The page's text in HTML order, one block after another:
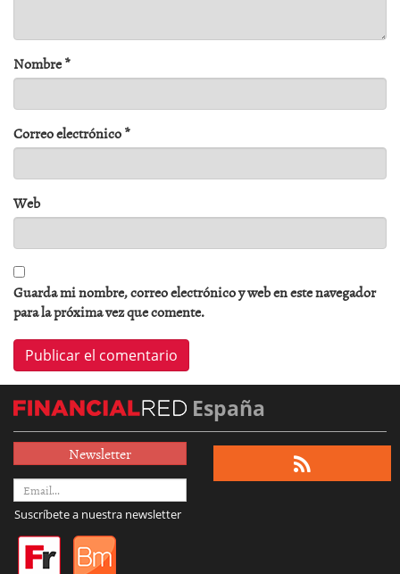
Nombre*
Correo electrónico*
Web
Guarda mi nombre, correo electrónico y web en este navegador
para la próxima vez que comente.
España
Newsletter
Suscríbete a nuestra newsletter